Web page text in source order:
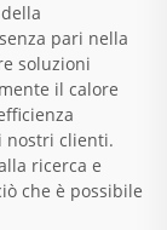
pari nella
soluzioni
il calore
nostri clienti.
ricerca e
che è possibile